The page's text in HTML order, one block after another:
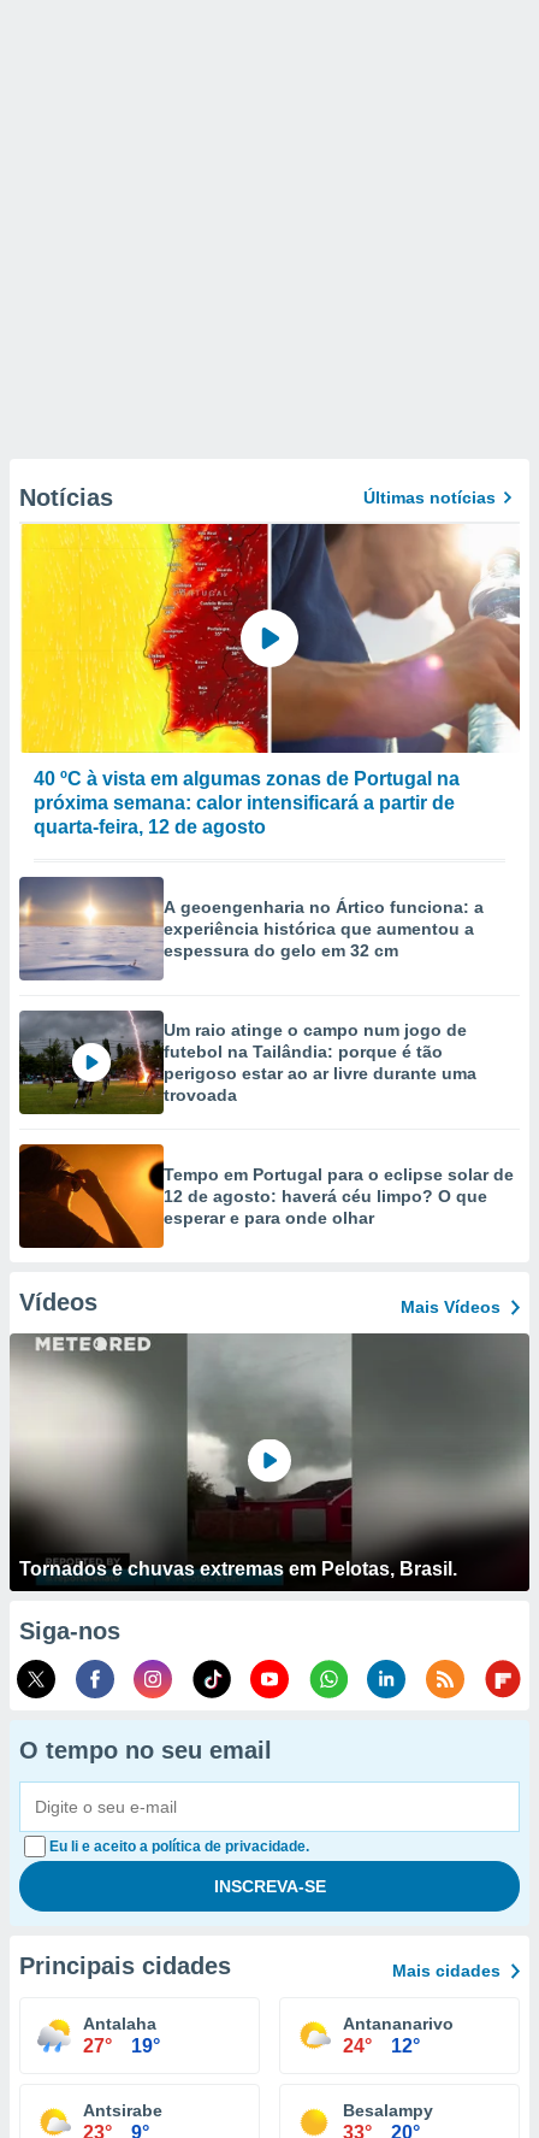
Notícias Últimas notícias
40 ºC à vista em algumas zonas de Portugal na
próxima semana: calor intensificará a partir de
quarta-feira, 12 de agosto
A geoengenharia no Ártico funciona: a
experiência histórica que aumentou a
espessura do gelo em 32 cm
Um raio atinge o campo num jogo de
futebol na Tailândia: porque é tão
perigoso estar ao ar livre durante uma
trovoada
Tempo em Portugal para o eclipse solar de
12 de agosto: haverá céu limpo? O que
esperar e para onde olhar
Vídeos Mais Vídeos
Tornados e chuvas extremas em Pelotas, Brasil.
Siga-nos
O tempo no seu email
Eu li e aceito a política de privacidade.
Principais cidades Mais cidades
Antalaha
27° 19°
Antananarivo
24° 12°
Antsirabe
23° 9°
Besalampy
33° 20°